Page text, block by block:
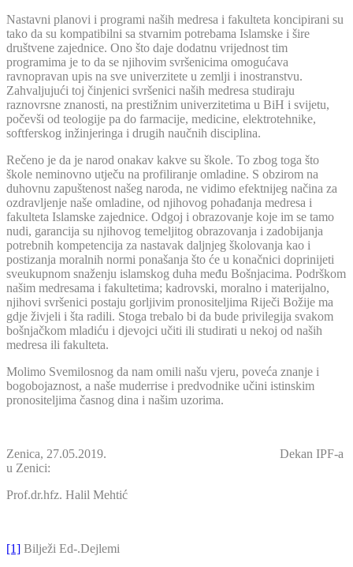
Nastavni planovi i programi naših medresa i fakulteta koncipirani su
tako da su kompatibilni sa stvarnim potrebama Islamske i šire
društvene zajednice. Ono što daje dodatnu vrijednost tim
programima je to da se njihovim svršenicima omogućava
ravnopravan upis na sve univerzitete u zemlji i inostranstvu.
Zahvaljujući toj činjenici svršenici naših medresa studiraju
raznovrsne znanosti, na prestižnim univerzitetima u BiH i svijetu,
počevši od teologije pa do farmacije, medicine, elektrotehnike,
softferskog inžinjeringa i drugih naučnih disciplina.
Rečeno je da je narod onakav kakve su škole. To zbog toga što
škole neminovno utječu na profiliranje omladine. S obzirom na
duhovnu zapuštenost našeg naroda, ne vidimo efektnijeg načina za
ozdravljenje naše omladine, od njihovog pohađanja medresa i
fakulteta Islamske zajednice. Odgoj i obrazovanje koje im se tamo
nudi, garancija su njihovog temeljitog obrazovanja i zadobijanja
potrebnih kompetencija za nastavak daljnjeg školovanja kao i
postizanja moralnih normi ponašanja što će u konačnici doprinijeti
sveukupnom snaženju islamskog duha među Bošnjacima. Podrškom
našim medresama i fakultetima; kadrovski, moralno i materijalno,
njihovi svršenici postaju gorljivim pronositeljima Riječi Božije ma
gdje živjeli i šta radili. Stoga trebalo bi da bude privilegija svakom
bošnjačkom mladiću i djevojci učiti ili studirati u nekoj od naših
medresa ili fakulteta.
Molimo Svemilosnog da nam omili našu vjeru, poveća znanje i
bogobojaznost, a naše muderrise i predvodnike učini istinskim
pronositeljima časnog dina i našim uzorima.
Zenica, 27.05.2019. Dekan IPF-a
u Zenici:
Prof.dr.hfz. Halil Mehtić
[1] Bilježi Ed-.Dejlemi